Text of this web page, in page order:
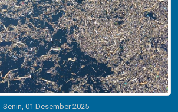
Senin, 01 Desember 2025